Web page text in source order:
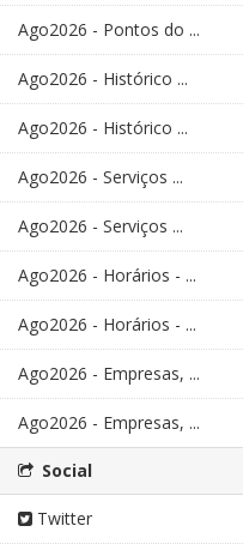
Ago2026 - Pontos do ...
Ago2026 - Histórico ...
Ago2026 - Histórico ...
Ago2026 - Serviços ...
Ago2026 - Serviços ...
Ago2026 - Horários - ...
Ago2026 - Horários - ...
Ago2026 - Empresas, ...
Ago2026 - Empresas, ...
Social
Twitter